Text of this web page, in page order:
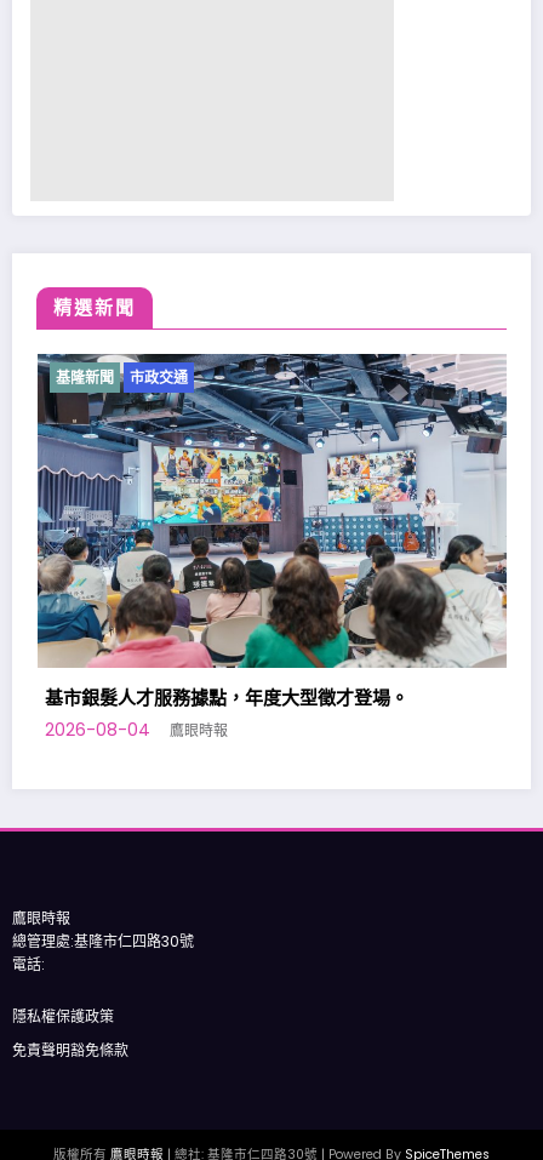
精選新聞
型徵才登場。
基隆新聞 市政交通
鷹眼時報
總管理處:基隆市仁四路30號
隱私權保護政策